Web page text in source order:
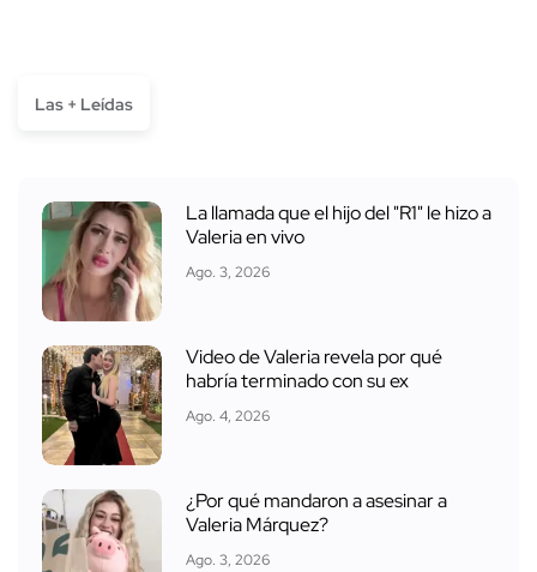
Las + Leídas
La llamada que el hijo del "R1" le hizo a
Valeria en vivo
Ago. 3, 2026
Video de Valeria revela por qué
habría terminado con su ex
Ago. 4, 2026
¿Por qué mandaron a asesinar a
Valeria Márquez?
Ago. 3, 2026